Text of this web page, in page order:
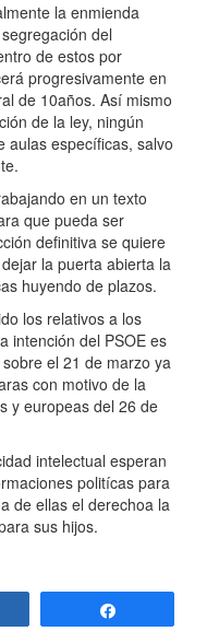
la enmienda
del
de estos por
progresivamente en
de 10años. Así mismo
de la ley, ningún
aulas específicas, salvo
en un texto
que pueda ser
definitiva se quiere
la puerta abierta la
huyendo de plazos.
los relativos a los
intención del PSOE es
el 21 de marzo ya
con motivo de la
y europeas del 26 de
intelectual esperan
politícas para
de ellas el derechoa la
sus hijos.